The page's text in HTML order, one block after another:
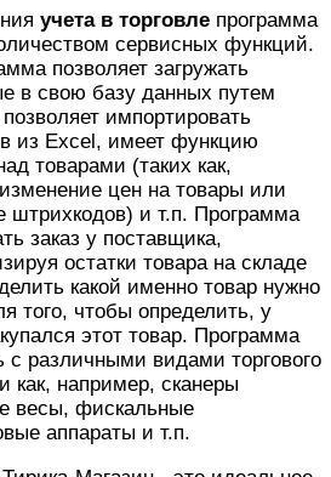
учета в торговле программа
сервисных функций.
позволяет загружать
в свою базу данных путем
импортировать
из Excel, имеет функцию
товарами (таких как,
цен на товары или
штрихкодов) и т.п. Программа
заказ у поставщика,
остатки товара на складе
какой именно товар нужно
того, чтобы определить, у
этот товар. Программа
с различными видами торгового
как, например, сканеры
весы, фискальные
аппараты и т.п.